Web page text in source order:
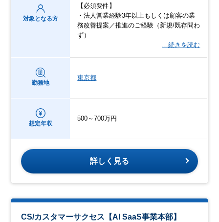
対象となる方
【必須要件】
・法人営業経験3年以上もしくは顧客の業
務改善提案／推進のご経験（新規/既存問わ
ず）
…続きを読む
勤務地
東京都
想定年収
500～700万円
詳しく見る
CS/カスタマーサクセス【AI SaaS事業本部】